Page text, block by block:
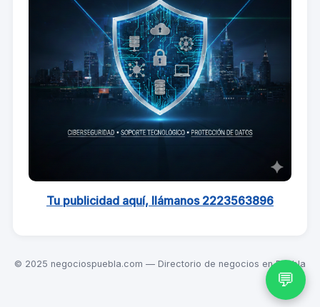
Tu publicidad aquí, llámanos 2223563896
© 2025 negociospuebla.com — Directorio de negocios en Puebla
💬